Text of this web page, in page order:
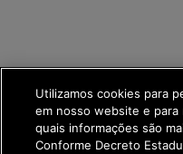
Utilizamos cookies para
em nosso website e
quais informações são
Conforme Decreto